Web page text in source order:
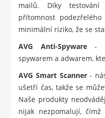
mailů. Díky
přítomnost
minimální riziko, že se
AVG Anti-Spyware-
spywarem a adwarem,
AVG Smart Scanner-
ušetří čas, takže se
Naše produkty
nijak nezpomalují,